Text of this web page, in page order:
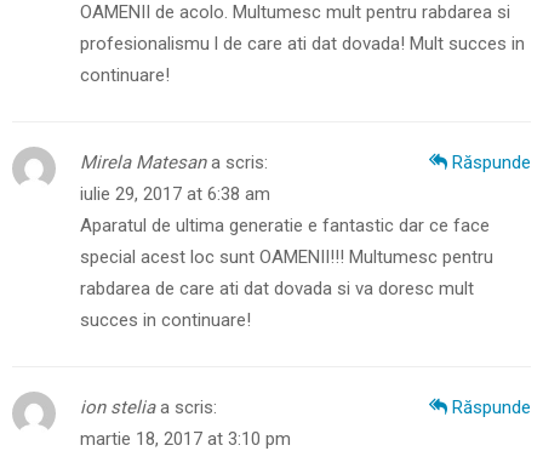
OAMENII de acolo. Multumesc mult pentru rabdarea si
profesionalismu l de care ati dat dovada! Mult succes in
continuare!
Răspunde
Mirela Matesan a scris:
iulie 29, 2017 at 6:38 am
Aparatul de ultima generatie e fantastic dar ce face
special acest loc sunt OAMENII!!! Multumesc pentru
rabdarea de care ati dat dovada si va doresc mult
succes in continuare!
Răspunde
ion stelia a scris:
martie 18, 2017 at 3:10 pm